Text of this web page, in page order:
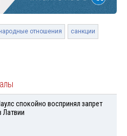
отношения санкции
спокойно воспринял запрет
Латвии